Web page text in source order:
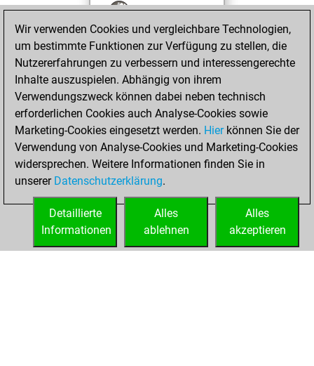
You won
against Fritz
Fritz
You achieved a
BeautyScore of 7
You achieved a
new Elo of 1614
Sonntag,
Dezember 4, 2022
You created
your Fritz account
Wir verwenden Cookies und vergleichbare Technologien,
um bestimmte Funktionen zur Verfügung zu stellen, die
Nutzererfahrungen zu verbessern und interessengerechte
Inhalte auszuspielen. Abhängig von ihrem
Verwendungszweck können dabei neben technisch
erforderlichen Cookies auch Analyse-Cookies sowie
Marketing-Cookies eingesetzt werden. Hierkönnen Sie der
Verwendung von Analyse-Cookies und Marketing-Cookies
widersprechen. Weitere Informationen finden Sie in
unserer Datenschutzerklärung.
Alles
akzeptieren
Alles
ablehnen
Detaillierte
Informationen